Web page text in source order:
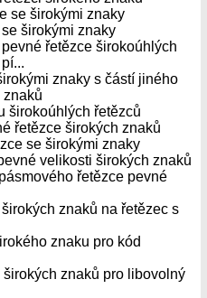
se širokými znaky
širokými znaky
řetězce širokoúhlých
znaky s částí jiného
znaků
širokoúhlých řetězců
řetězce širokých znaků
se širokými znaky
velikosti širokých znaků
řetězce pevné
znaků na řetězec s
znaku pro kód
znaků pro libovolný